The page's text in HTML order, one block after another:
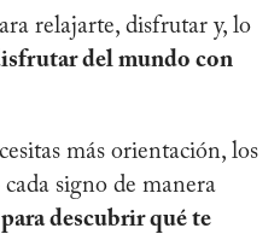
relajarte, disfrutar y, lo
del mundo con
más orientación, los
signo de manera
descubrir qué te